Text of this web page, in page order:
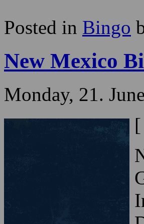
Posted in Bingo
New Mexico
Monday, 21.
[